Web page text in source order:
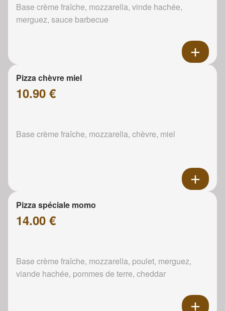
Base crème fraîche, mozzarella, vinde hachée,
merguez, sauce barbecue
Pizza chèvre miel
10.90 €
Base crème fraîche, mozzarella, chèvre, miel
Pizza spéciale momo
14.00 €
Base crème fraîche, mozzarella, poulet, merguez,
viande hachée, pommes de terre, cheddar